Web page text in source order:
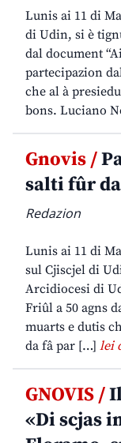
Lunis ai 11 di
di Udin, si è
dal document
partecipazion
che al à
bons. Luciano
Gnovis /
salti fûr
Redazion
Lunis ai 11 di
sul Cjiscjel di
Arcidiocesi di
Friûl a 50 agns
muarts e dutis
da fâ par […] lei
GNOVIS /
«Di scjas